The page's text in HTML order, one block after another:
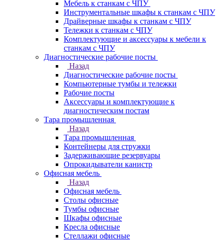
Мебель к станкам с ЧПУ
Инструментальные шкафы к станкам с ЧПУ
Драйверные шкафы к станкам с ЧПУ
Тележки к станкам с ЧПУ
Комплектующие и аксессуары к мебели к
станкам с ЧПУ
Диагностические рабочие посты
Назад
Диагностические рабочие посты
Компьютерные тумбы и тележки
Рабочие посты
Аксессуары и комплектующие к
диагностическим постам
Тара промышленная
Назад
Тара промышленная
Контейнеры для стружки
Задерживающие резервуары
Опрокидыватели канистр
Офисная мебель
Назад
Офисная мебель
Столы офисные
Тумбы офисные
Шкафы офисные
Кресла офисные
Стеллажи офисные